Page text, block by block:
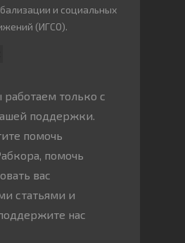
и социальных
(ИГСО).
только с
поддержки.
помочь
помочь
вас
статьями и
нас